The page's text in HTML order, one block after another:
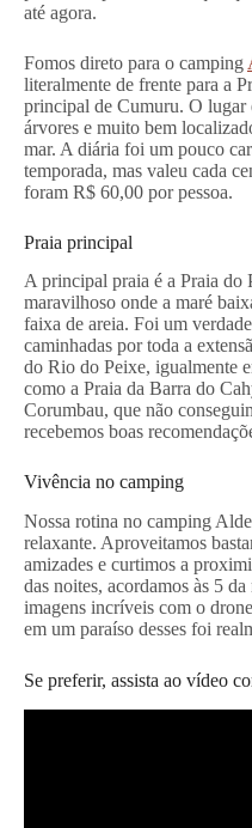
até agora.
Fomos direto para o camping
literalmente de frente para a
principal de Cumuru. O lugar
árvores e muito bem
mar. A diária foi um pouco
temporada, mas valeu cada
foram R$ 60,00 por pessoa.
Praia principal
A principal praia é a Praia do
maravilhoso onde a maré
faixa de areia. Foi um
caminhadas por toda a
do Rio do Peixe, igualmente
como a Praia da Barra do
Corumbau, que não
recebemos boas
Vivência no camping
Nossa rotina no camping
relaxante. Aproveitamos
amizades e curtimos a
das noites, acordamos às 5
imagens incríveis com o
em um paraíso desses foi
Se preferir, assista ao vídeo